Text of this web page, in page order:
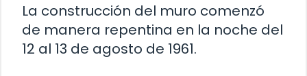
La construcción del muro comenzó
de manera repentina en la noche del
12 al 13 de agosto de 1961.